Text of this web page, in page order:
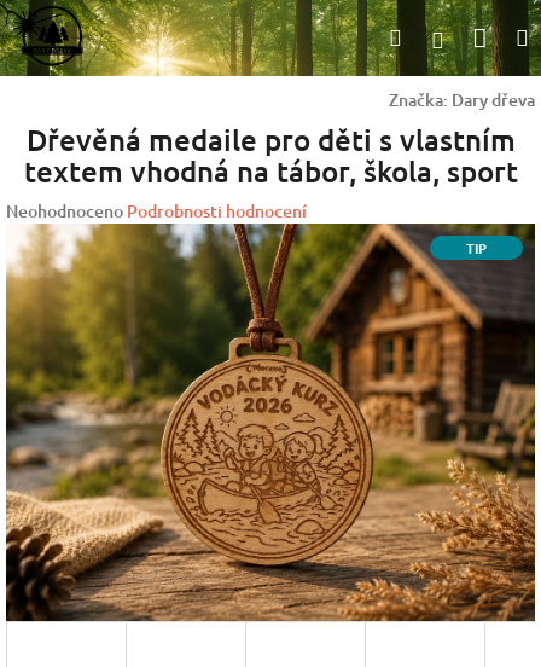
Přejít
na
obsah
HledatPřihlášení
Značka: Dary dřeva
Dřevěná medaile pro děti s vlastním
textem vhodná na tábor, škola, sport
Průměrné
hodnocení
produktu
je
0,0
z
5
hvězdiček.
Neohodnoceno Podrobnosti hodnocení
TIP